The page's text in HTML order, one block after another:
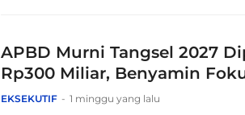
APBD Murni Tangsel 2027
Rp300 Miliar, Benyamin
Macet, dan Sampah
EKSEKUTIF 1 minggu yang lalu